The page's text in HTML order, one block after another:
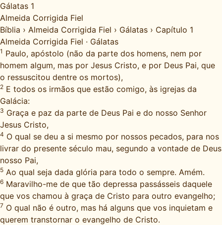
Gálatas 1
Almeida Corrigida Fiel
Bíblia › Almeida Corrigida Fiel › Gálatas › Capítulo 1
Almeida Corrigida Fiel · Gálatas
1 Paulo, apóstolo (não da parte dos homens, nem por
homem algum, mas por Jesus Cristo, e por Deus Pai, que
o ressuscitou dentre os mortos),
2 E todos os irmãos que estão comigo, às igrejas da
Galácia:
3 Graça e paz da parte de Deus Pai e do nosso Senhor
Jesus Cristo,
4 O qual se deu a si mesmo por nossos pecados, para nos
livrar do presente século mau, segundo a vontade de Deus
nosso Pai,
5 Ao qual seja dada glória para todo o sempre. Amém.
6 Maravilho-me de que tão depressa passásseis daquele
que vos chamou à graça de Cristo para outro evangelho;
7 O qual não é outro, mas há alguns que vos inquietam e
querem transtornar o evangelho de Cristo.